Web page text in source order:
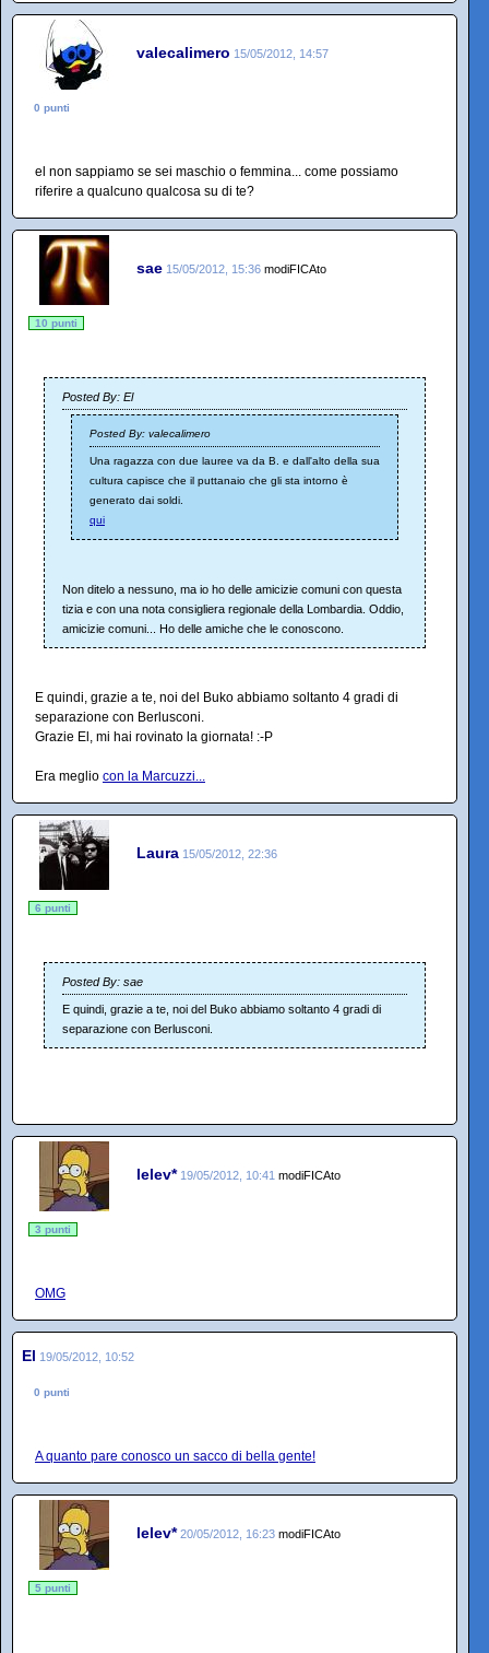
valecalimero 15/05/2012, 14:57
0 punti
el non sappiamo se sei maschio o femmina... come possiamo
riferire a qualcuno qualcosa su di te?
sae 15/05/2012, 15:36 modiFICAto
10 punti
Posted By: El
Posted By: valecalimero
Una ragazza con due lauree va da B. e dall'alto della sua
cultura capisce che il puttanaio che gli sta intorno è
generato dai soldi.
qui
Non ditelo a nessuno, ma io ho delle amicizie comuni con questa
tizia e con una nota consigliera regionale della Lombardia. Oddio,
amicizie comuni... Ho delle amiche che le conoscono.
E quindi, grazie a te, noi del Buko abbiamo soltanto 4 gradi di
separazione con Berlusconi.
Grazie El, mi hai rovinato la giornata! :-P
Era meglio con la Marcuzzi...
Laura 15/05/2012, 22:36
6 punti
Posted By: sae
E quindi, grazie a te, noi del Buko abbiamo soltanto 4 gradi di
separazione con Berlusconi.
lelev* 19/05/2012, 10:41 modiFICAto
3 punti
OMG
El 19/05/2012, 10:52
0 punti
A quanto pare conosco un sacco di bella gente!
lelev* 20/05/2012, 16:23 modiFICAto
5 punti